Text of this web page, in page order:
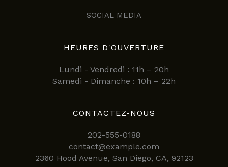
SOCIAL MEDIA
HEURES D'OUVERTURE
Lundi - Vendredi : 11h – 20h
Samedi - Dimanche : 10h – 22h
CONTACTEZ-NOUS
202-555-0188
contact@example.com
2360 Hood Avenue, San Diego, CA, 92123